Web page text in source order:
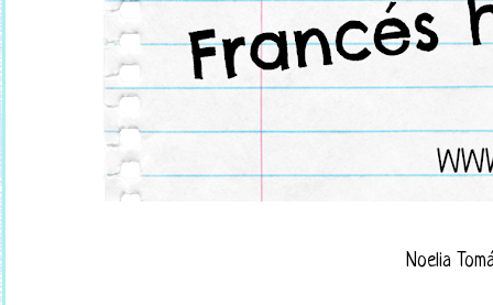
Noelia